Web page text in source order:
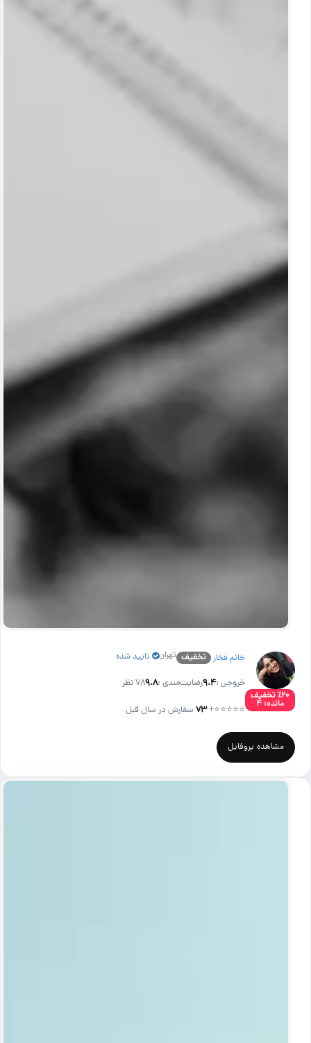
٪۲۰ تخفیف
مانده: ۴
خانم فخار تخفیف تهران تایید شده
خروجی :۹.۴رضایت‌مندی :۹.۸78 نظر
⭐⭐⭐⭐⭐
+۷۳سفارش در سال قبل
مشاهده پروفایل